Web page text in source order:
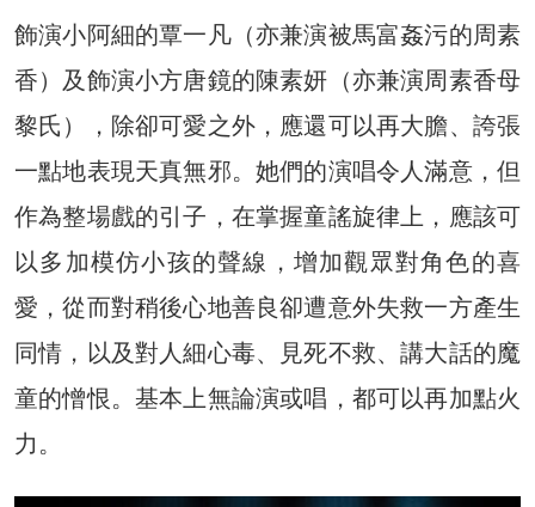
飾演小阿細的覃一凡（亦兼演被馬富姦污的周素
香）及飾演小方唐鏡的陳素妍（亦兼演周素香母
黎氏），除卻可愛之外，應還可以再大膽、誇張
一點地表現天真無邪。她們的演唱令人滿意，但
作為整場戲的引子，在掌握童謠旋律上，應該可
以多加模仿小孩的聲線，增加觀眾對角色的喜
愛，從而對稍後心地善良卻遭意外失救一方產生
同情，以及對人細心毒、見死不救、講大話的魔
童的憎恨。基本上無論演或唱，都可以再加點火
力。